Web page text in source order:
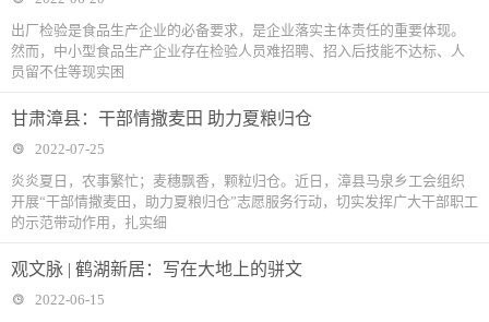
出厂检验是食品生产企业的必备要求，是企业落实主体责任的重要体现。
然而，中小型食品生产企业存在检验人员难招聘、招入后技能不达标、人
员留不住等现实困
甘肃漳县：干部情撒麦田 助力夏粮归仓
2022-07-25
炎炎夏日，农事繁忙；麦穗飘香，颗粒归仓。近日，漳县马泉乡工会组织
开展“干部情撒麦田，助力夏粮归仓”志愿服务行动，切实发挥广大干部职工
的示范带动作用，扎实细
观文脉 | 鹤湖新居：写在大地上的骈文
2022-06-15